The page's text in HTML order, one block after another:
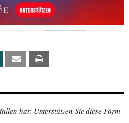
Xing Email
hat: Unterstützen Sie diese Form